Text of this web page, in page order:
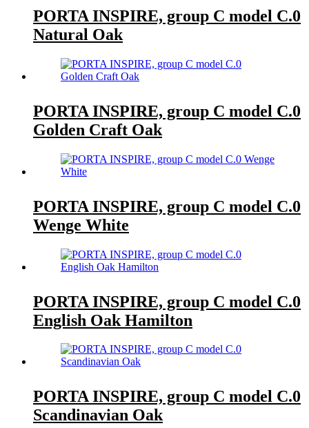
PORTA INSPIRE, group C model C.0
Natural Oak
PORTA INSPIRE, group C model C.0
Golden Craft Oak
PORTA INSPIRE, group C model C.0
Wenge White
PORTA INSPIRE, group C model C.0
English Oak Hamilton
PORTA INSPIRE, group C model C.0
Scandinavian Oak